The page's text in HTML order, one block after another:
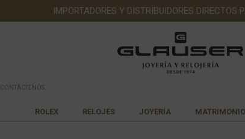
IMPORTADORES Y DISTRIBUIDORES DIRECTOS
CONTÁCTENOS
ROLEX RELOJES JOYERÍA MATRIMONIO